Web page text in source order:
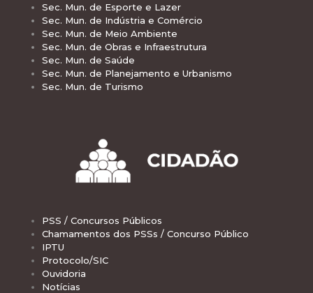
Sec. Mun. de Esporte e Lazer
Sec. Mun. de Indústria e Comércio
Sec. Mun. de Meio Ambiente
Sec. Mun. de Obras e Infraestrutura
Sec. Mun. de Saúde
Sec. Mun. de Planejamento e Urbanismo
Sec. Mun. de Turismo
PSS / Concursos Públicos
Chamamentos dos PSSs / Concurso Público
IPTU
Protocolo/SIC
Ouvidoria
Notícias